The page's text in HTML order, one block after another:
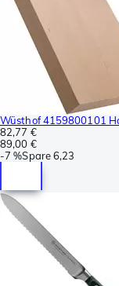
Wüsthof 4159800101
82,77 €
89,00 €
-7 %Spare6,23